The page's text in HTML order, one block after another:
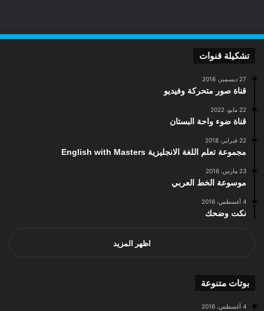
تشكيلة قنوات
27 ديسمبر، 2016
قناة صور متحركة وفيديو
22 مايو، 2022
قناة ضوء واحة البستان
22 فبراير، 2018
مجموعة تعلم اللغة الانجليزية English with Masters
23 مارس، 2016
موسوعة الخط العربي
4 أغسطس، 2016
نكت وضحك
اظهر المزيد
بوتات متنوعة
4 أغسطس، 2016